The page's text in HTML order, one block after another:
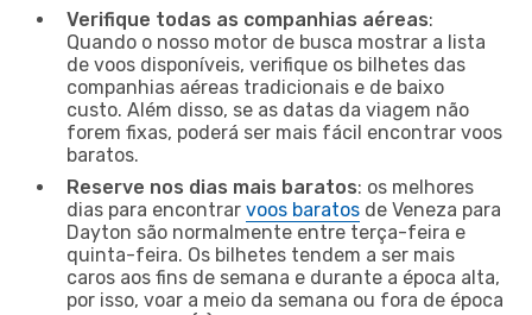
Verifique todas as companhias aéreas:
Quando o nosso motor de busca mostrar a lista
de voos disponíveis, verifique os bilhetes das
companhias aéreas tradicionais e de baixo
custo. Além disso, se as datas da viagem não
forem fixas, poderá ser mais fácil encontrar voos
baratos.
Reserve nos dias mais baratos: os melhores
dias para encontrar voos baratos de Veneza para
Dayton são normalmente entre terça-feira e
quinta-feira. Os bilhetes tendem a ser mais
caros aos fins de semana e durante a época alta,
por isso, voar a meio da semana ou fora de época